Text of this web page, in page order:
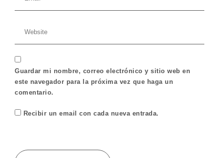
Guardar mi nombre, correo electrónico y sitio web en
este navegador para la próxima vez que haga un
comentario.
Recibir un email con cada nueva entrada.